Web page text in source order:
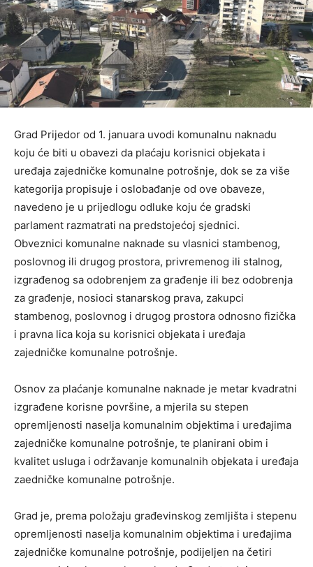
Grad Prijedor od 1. januara uvodi komunalnu naknadu
koju će biti u obavezi da plaćaju korisnici objekata i
uređaja zajedničke komunalne potrošnje, dok se za više
kategorija propisuje i oslobađanje od ove obaveze,
navedeno je u prijedlogu odluke koju će gradski
parlament razmatrati na predstojećoj sjednici.
Obveznici komunalne naknade su vlasnici stambenog,
poslovnog ili drugog prostora, privremenog ili stalnog,
izgrađenog sa odobrenjem za građenje ili bez odobrenja
za građenje, nosioci stanarskog prava, zakupci
stambenog, poslovnog i drugog prostora odnosno fizička
i pravna lica koja su korisnici objekata i uređaja
zajedničke komunalne potrošnje.
Osnov za plaćanje komunalne naknade je metar kvadratni
izgrađene korisne površine, a mjerila su stepen
opremljenosti naselja komunalnim objektima i uređajima
zajedničke komunalne potrošnje, te planirani obim i
kvalitet usluga i održavanje komunalnih objekata i uređaja
zaedničke komunalne potrošnje.
Grad je, prema položaju građevinskog zemljišta i stepenu
opremljenosti naselja komunalnim objektima i uređajima
zajedničke komunalne potrošnje, podijeljen na četiri